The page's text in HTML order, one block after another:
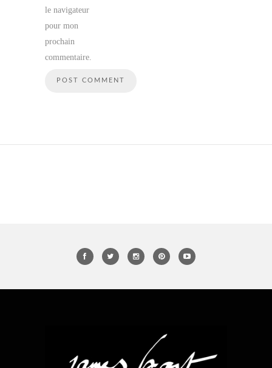
le navigateur
pour mon
prochain
commentaire.